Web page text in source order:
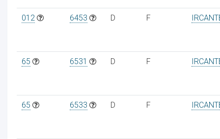
012 6453 D F
65 6531 D F
65 6533 D F